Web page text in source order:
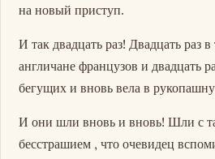
на новый приступ.
И так двадцать раз! Двадцать раз
англичане французов и двадцать
бегущих и вновь вела в
И они шли вновь и вновь! Шли с
бесстрашием , что очевидец